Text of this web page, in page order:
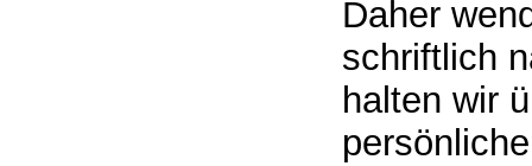
Daher
schriftlich
halten wir